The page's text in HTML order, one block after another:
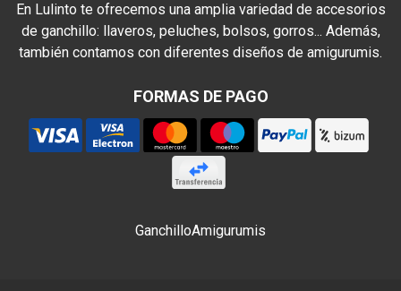
En Lulinto te ofrecemos una amplia variedad de accesorios
de ganchillo: llaveros, peluches, bolsos, gorros... Además,
también contamos con diferentes diseños de amigurumis.
FORMAS DE PAGO
GanchilloAmigurumis